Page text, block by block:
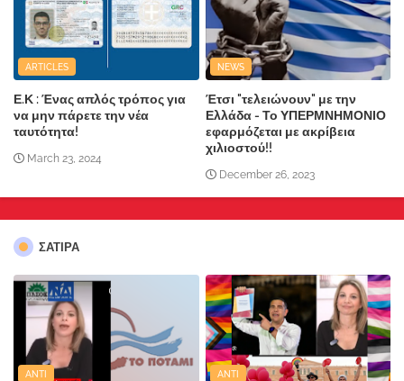
ARTICLES
Ε.Κ : Ένας απλός τρόπος για
να μην πάρετε την νέα
ταυτότητα!
March 23, 2024
NEWS
Έτσι "τελειώνουν" με την
Ελλάδα - Το ΥΠΕΡΜΝΗΜΟΝΙΟ
εφαρμόζεται με ακρίβεια
χιλιοστού!!
December 26, 2023
ΣΑΤΙΡΑ
ANTI ANTI